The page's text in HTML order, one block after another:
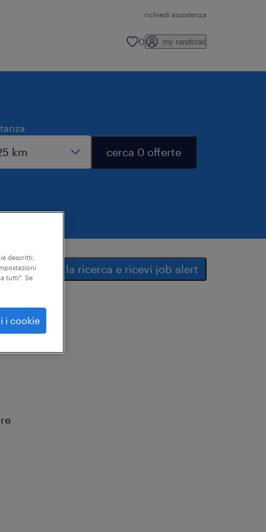
richiedi assistenza
0 my randstad
cerca 0 offerte
salva la ricerca e ricevi job alert
descritti,
tutti". Se
i cookie